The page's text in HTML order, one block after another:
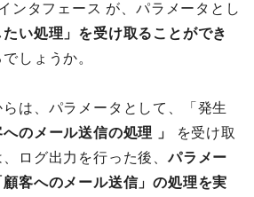
ンタフェース が、パラメータとし
たい処理」を受け取ることができ
しょうか。
は、パラメータとして、「発生
へのメール送信の処理 」
を受け取
ログ出力を行った後、パラメー
客へのメール送信」の処理を実